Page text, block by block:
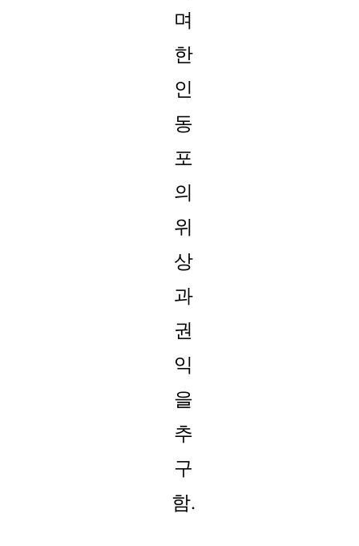
며
한
인
동
포
의
위
상
과
권
익
을
추
구
함.